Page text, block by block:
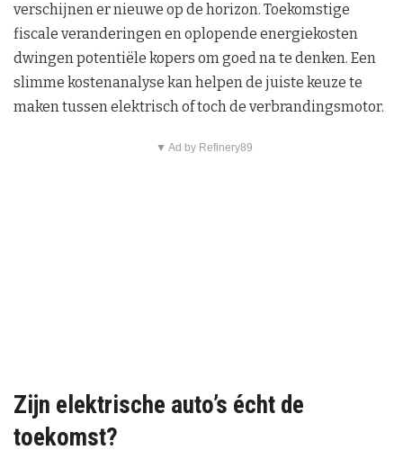
verschijnen er nieuwe op de horizon. Toekomstige
fiscale veranderingen en oplopende energiekosten
dwingen potentiële kopers om goed na te denken. Een
slimme kostenanalyse kan helpen de juiste keuze te
maken tussen elektrisch of toch de verbrandingsmotor.
▼ Ad by Refinery89
Zijn elektrische auto’s écht de
toekomst?